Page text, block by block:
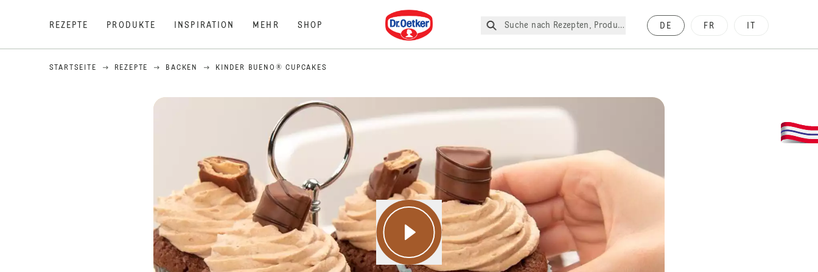
REZEPTE PRODUKTE INSPIRATION MEHR SHOP
Dr. Oetker
Suche nach Rezepten, Produkte, etc. DE FR
STARTSEITE REZEPTE BACKEN KINDER BUENO® CUPCAKES